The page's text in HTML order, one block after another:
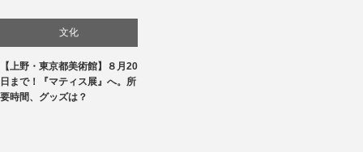
文化
美術展・美術館・博物館巡り
【上野・東京都美術館】８月20
日まで！『マティス展』へ。所
要時間、グッズは？